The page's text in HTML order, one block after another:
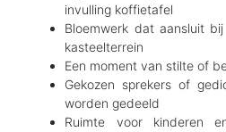
invulling koffietafel
Bloemwerk dat aansluit
kasteelterrein
Een moment van stilte of
Gekozen sprekers of
worden gedeeld
Ruimte voor kinderen